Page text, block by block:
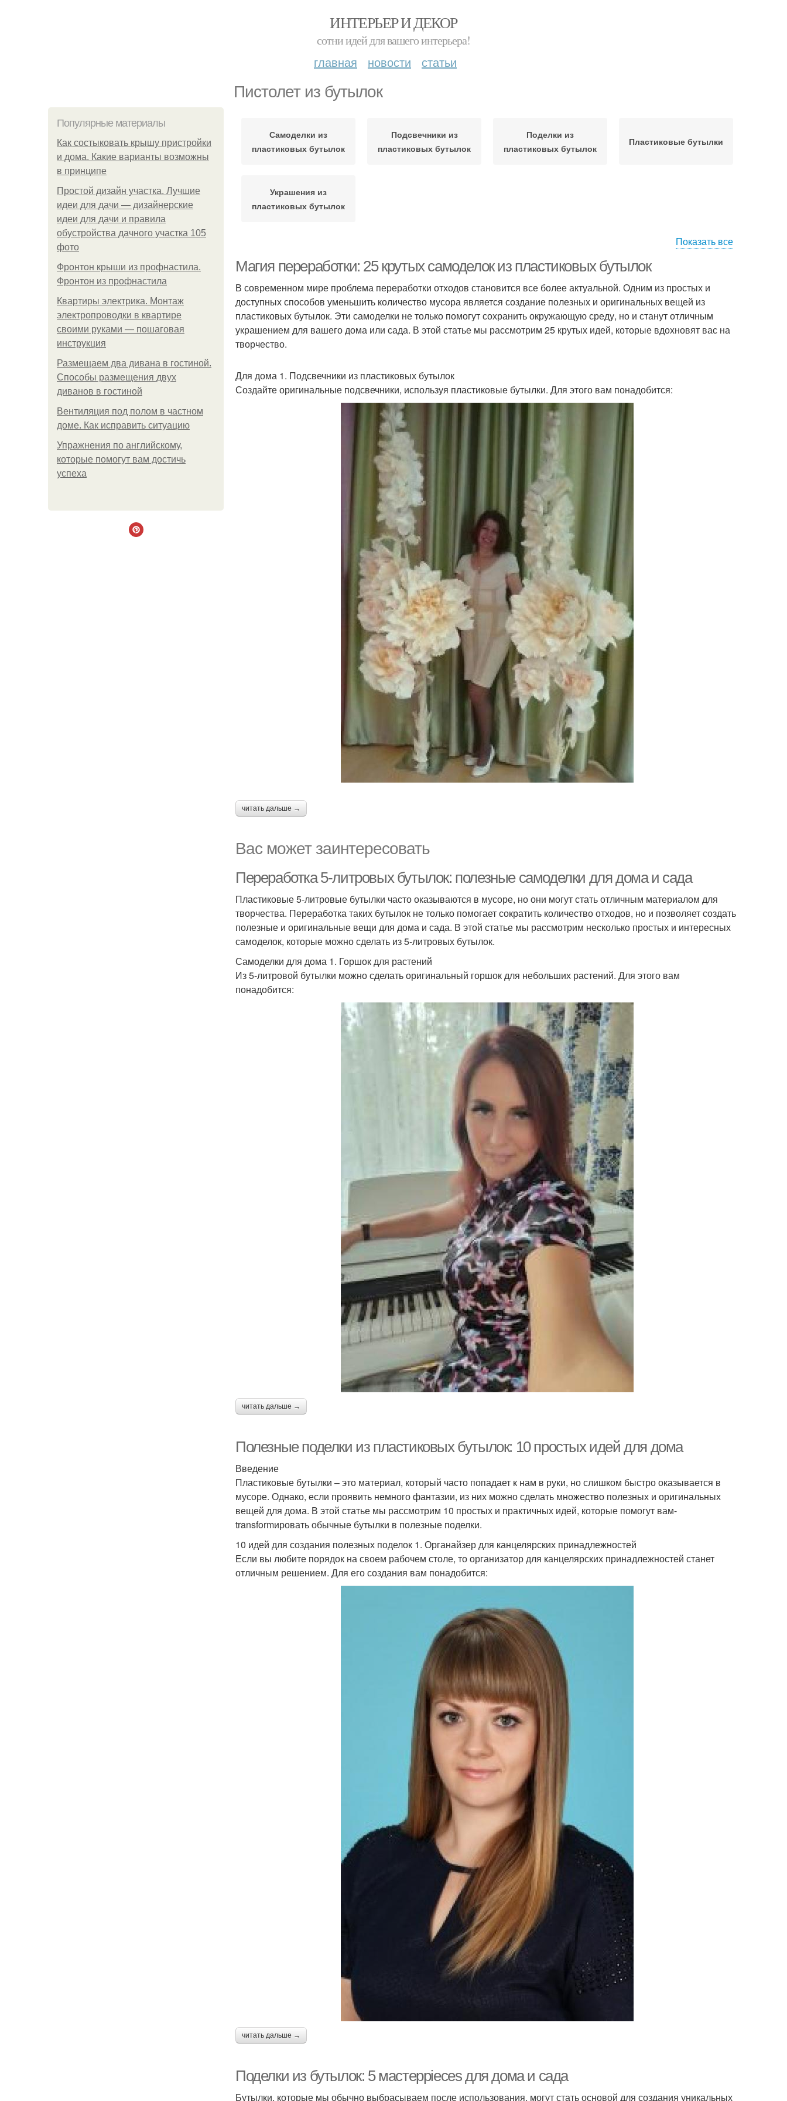
ИНТЕРЬЕР И ДЕКОР
сотни идей для вашего интерьера!
главная новости статьи
Пистолет из бутылок
Популярные материалы
Как состыковать крышу пристройки
и дома. Какие варианты возможны
в принципе
Простой дизайн участка. Лучшие
идеи для дачи — дизайнерские
идеи для дачи и правила
обустройства дачного участка 105
фото
Фронтон крыши из профнастила.
Фронтон из профнастила
Квартиры электрика. Монтаж
электропроводки в квартире
своими руками — пошаговая
инструкция
Размещаем два дивана в гостиной.
Способы размещения двух
диванов в гостиной
Вентиляция под полом в частном
доме. Как исправить ситуацию
Упражнения по английскому,
которые помогут вам достичь
успеха
Самоделки из
пластиковых бутылок
Подсвечники из
пластиковых бутылок
Поделки из
пластиковых бутылок
Пластиковые бутылки
Украшения из
пластиковых бутылок
Показать все
Магия переработки: 25 крутых самоделок из пластиковых бутылок
В современном мире проблема переработки отходов становится все более актуальной. Одним из простых и
доступных способов уменьшить количество мусора является создание полезных и оригинальных вещей из
пластиковых бутылок. Эти самоделки не только помогут сохранить окружающую среду, но и станут отличным
украшением для вашего дома или сада. В этой статье мы рассмотрим 25 крутых идей, которые вдохновят вас на
творчество.
Для дома 1. Подсвечники из пластиковых бутылок
Создайте оригинальные подсвечники, используя пластиковые бутылки. Для этого вам понадобится:
читать дальше →
Вас может заинтересовать
Переработка 5-литровых бутылок: полезные самоделки для дома и сада
Пластиковые 5-литровые бутылки часто оказываются в мусоре, но они могут стать отличным материалом для
творчества. Переработка таких бутылок не только помогает сократить количество отходов, но и позволяет создать
полезные и оригинальные вещи для дома и сада. В этой статье мы рассмотрим несколько простых и интересных
самоделок, которые можно сделать из 5-литровых бутылок.
Самоделки для дома 1. Горшок для растений
Из 5-литровой бутылки можно сделать оригинальный горшок для небольших растений. Для этого вам
понадобится:
читать дальше →
Полезные поделки из пластиковых бутылок: 10 простых идей для дома
Введение
Пластиковые бутылки – это материал, который часто попадает к нам в руки, но слишком быстро оказывается в
мусоре. Однако, если проявить немного фантазии, из них можно сделать множество полезных и оригинальных
вещей для дома. В этой статье мы рассмотрим 10 простых и практичных идей, которые помогут вам-
transformировать обычные бутылки в полезные поделки.
10 идей для создания полезных поделок 1. Органайзер для канцелярских принадлежностей
Если вы любите порядок на своем рабочем столе, то организатор для канцелярских принадлежностей станет
отличным решением. Для его создания вам понадобится:
читать дальше →
Поделки из бутылок: 5 мастерpieces для дома и сада
Бутылки, которые мы обычно выбрасываем после использования, могут стать основой для создания уникальных